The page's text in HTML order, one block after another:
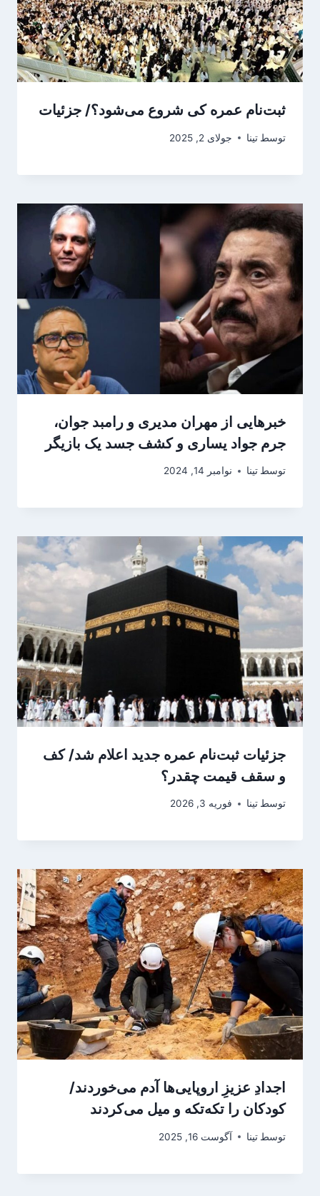
ثبت‌نام عمره کی شروع می‌شود؟/ جزئیات
توسط تینا جولای 2, 2025
خبرهایی از مهران مدیری و رامبد جوان،
جرم جواد یساری و کشف جسد یک بازیگر
توسط تینا نوامبر 14, 2024
جزئیات ثبت‌نام عمره جدید اعلام شد/ کف
و سقف قیمت چقدر؟
توسط تینا فوریه 3, 2026
اجدادِ عزیزِ اروپایی‌ها آدم می‌خوردند/
کودکان را تکه‌تکه و میل می‌کردند
توسط تینا آگوست 16, 2025